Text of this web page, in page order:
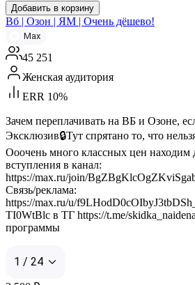
Добавить в корзину
Вб | Озон | ЯМ | Очень дёшево!
Max
45 251
Женская аудитория
ERR 10%
Зачем переплачивать на ВБ и Озоне,
Эксклюзив🔒Тут спрятано то, что
Ооочень много классных цен находим
вступления в канал:
https://max.ru/join/
Связь/реклама:
https://max.ru/u/
TI0WtBlc в ТГ https://t.me/
программы
1 / 24